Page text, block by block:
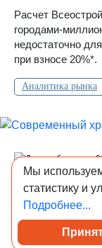
Расчет
городами-
недостаточно
при взносе 20%*.
Аналитика рынка
Современный
Архитекторы из
прямо между
Мы
статистику и
Подробнее...